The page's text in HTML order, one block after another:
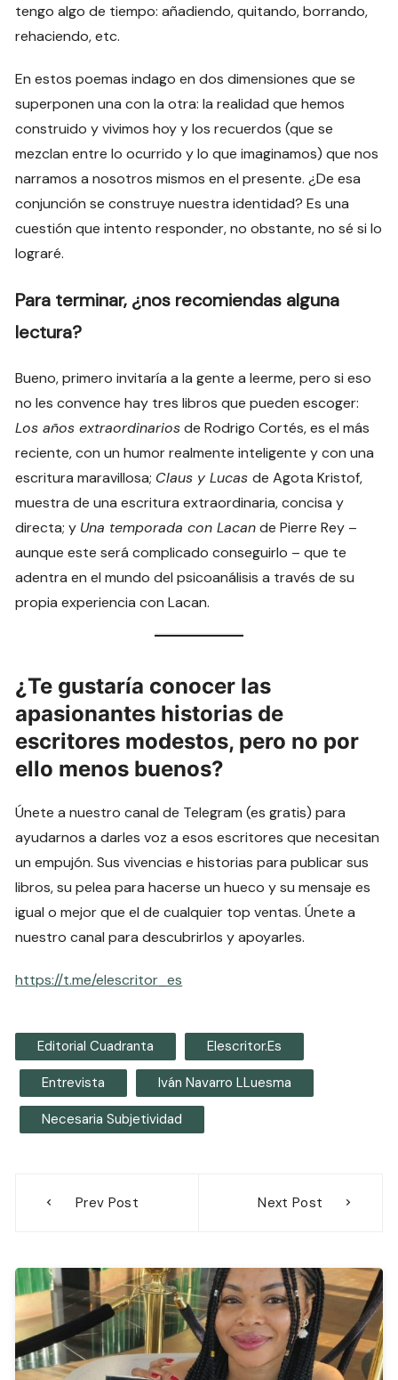
tengo algo de tiempo: añadiendo, quitando, borrando,
rehaciendo, etc.
En estos poemas indago en dos dimensiones que se
superponen una con la otra: la realidad que hemos
construido y vivimos hoy y los recuerdos (que se
mezclan entre lo ocurrido y lo que imaginamos) que nos
narramos a nosotros mismos en el presente. ¿De esa
conjunción se construye nuestra identidad? Es una
cuestión que intento responder, no obstante, no sé si lo
lograré.
Para terminar, ¿nos recomiendas alguna
lectura?
Bueno, primero invitaría a la gente a leerme, pero si eso
no les convence hay tres libros que pueden escoger:
Los años extraordinariosde Rodrigo Cortés, es el más
reciente, con un humor realmente inteligente y con una
escritura maravillosa; Claus y Lucasde Agota Kristof,
muestra de una escritura extraordinaria, concisa y
directa; y Una temporada con Lacande Pierre Rey –
aunque este será complicado conseguirlo – que te
adentra en el mundo del psicoanálisis a través de su
propia experiencia con Lacan.
¿Te gustaría conocer las
apasionantes historias de
escritores modestos, pero no por
ello menos buenos?
Únete a nuestro canal de Telegram (es gratis) para
ayudarnos a darles voz a esos escritores que necesitan
un empujón. Sus vivencias e historias para publicar sus
libros, su pelea para hacerse un hueco y su mensaje es
igual o mejor que el de cualquier top ventas. Únete a
nuestro canal para descubrirlos y apoyarles.
https://t.me/elescritor_es
Editorial Cuadranta Elescritor.es
Entrevista Iván Navarro LLuesma
Necesaria Subjetividad
Prev Post Next Post